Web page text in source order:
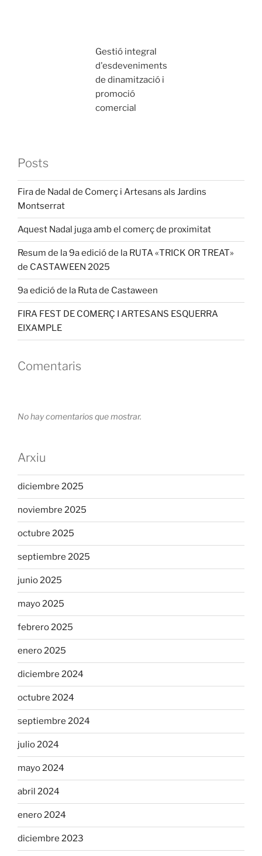
Gestió integral
d'esdeveniments
de dinamització i
promoció
comercial
Posts
Fira de Nadal de Comerç i Artesans als Jardins
Montserrat
Aquest Nadal juga amb el comerç de proximitat
Resum de la 9a edició de la RUTA «TRICK OR TREAT»
de CASTAWEEN 2025
9a edició de la Ruta de Castaween
FIRA FEST DE COMERÇ I ARTESANS ESQUERRA
EIXAMPLE
Comentaris
No hay comentarios que mostrar.
Arxiu
diciembre 2025
noviembre 2025
octubre 2025
septiembre 2025
junio 2025
mayo 2025
febrero 2025
enero 2025
diciembre 2024
octubre 2024
septiembre 2024
julio 2024
mayo 2024
abril 2024
enero 2024
diciembre 2023